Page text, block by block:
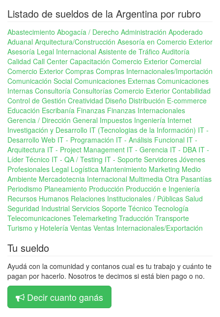
Listado de sueldos de la Argentina por rubro
Abastecimiento Abogacía / Derecho Administración Apoderado
Aduanal Arquitectura/Construcción Asesoría en Comercio Exterior
Asesoría Legal Internacional Asistente de Tráfico Auditoría
Calidad Call Center Capacitación Comercio Exterior Comercial
Comercio Exterior Compras Compras Internacionales/Importación
Comunicación Social Comunicaciones Externas Comunicaciones
Internas Consultoría Consultorías Comercio Exterior Contabilidad
Control de Gestión Creatividad Diseño Distribución E-commerce
Educación Escribanía Finanzas Finanzas Internacionales
Gerencia / Dirección General Impuestos Ingeniería Internet
Investigación y Desarrollo IT (Tecnologias de la Información) IT -
Desarrollo Web IT - Programación IT - Análisis Funcional IT -
Arquitectura IT - Project Management IT - Gerencia IT - DBA IT -
Líder Técnico IT - QA / Testing IT - Soporte Servidores Jóvenes
Profesionales Legal Logística Mantenimiento Marketing Medio
Ambiente Mercadotecnia Internacional Multimedia Otra Pasantías
Periodismo Planeamiento Producción Producción e Ingeniería
Recursos Humanos Relaciones Institucionales / Públicas Salud
Seguridad Industrial Servicios Soporte Técnico Tecnología
Telecomunicaciones Telemarketing Traducción Transporte
Turismo y Hotelería Ventas Ventas Internacionales/Exportación
Tu sueldo
Ayudá con la comunidad y contanos cual es tu trabajo y cuánto te
pagan por hacerlo. Nosotros te decimos si está bien pago o no.
Decir cuanto ganás